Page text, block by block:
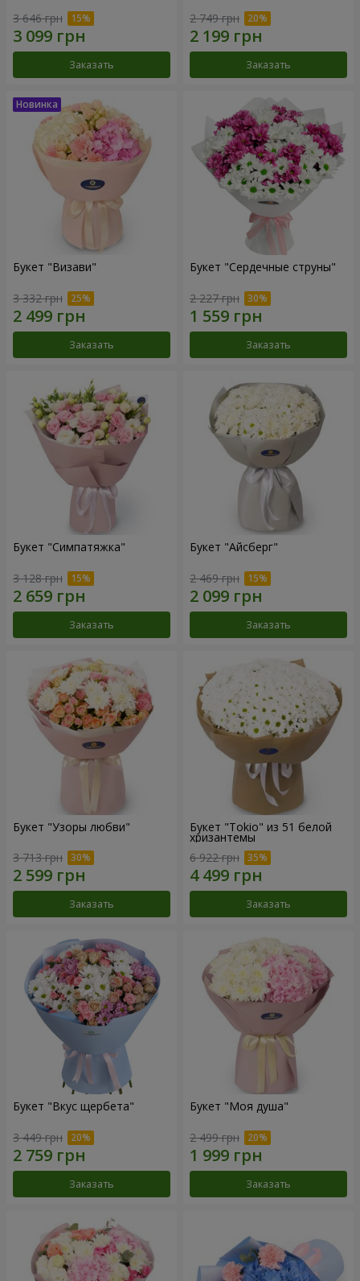
3 646 грн
Заказать
2 749 грн
Заказать
Букет "Визави"
3 332 грн
Заказать
Букет "Сердечные струны"
2 227 грн
Заказать
Букет "Симпатяжка"
3 128 грн
Заказать
Букет "Айсберг"
2 469 грн
Заказать
Букет "Узоры любви"
3 713 грн
Заказать
Букет "Tokio" из 51 белой
хризантемы
6 922 грн
Заказать
Букет "Вкус щербета"
3 449 грн
Заказать
Букет "Моя душа"
2 499 грн
Заказать